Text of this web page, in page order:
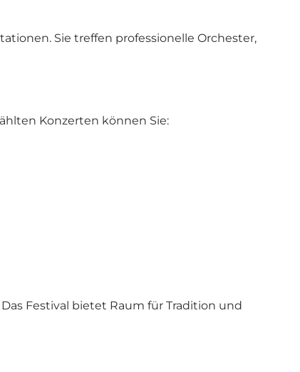
Sie treffen professionelle Orchester,
Konzerten können Sie:
Festival bietet Raum für Tradition und